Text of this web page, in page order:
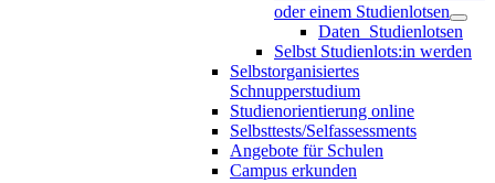
oder einem Studienlotsen
Daten_Studienlotsen
Selbst Studienlots:in werden
Selbstorganisiertes
Schnupperstudium
Studienorientierung online
Selbsttests/Selfassessments
Angebote für Schulen
Campus erkunden